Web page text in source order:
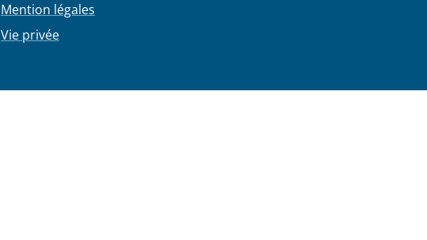
Mention légales
Vie privée